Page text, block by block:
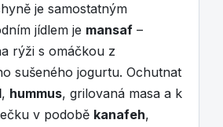
je samostatným
jídlem je mansaf –
rýži s omáčkou z
sušeného jogurtu. Ochutnat
, hummus, grilovaná masa a k
v podobě kanafeh,